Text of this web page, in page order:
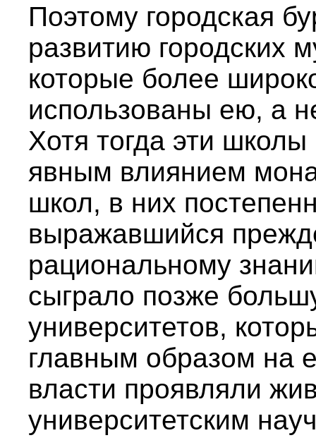
Поэтому городская
развитию городских
которые более
использованы ею, а
Хотя тогда эти
явным влиянием
школ, в них
выражавшийся
рациональному
сыграло позже
университетов,
главным образом на
власти проявляли
университетским